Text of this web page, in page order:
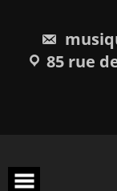
85 rue